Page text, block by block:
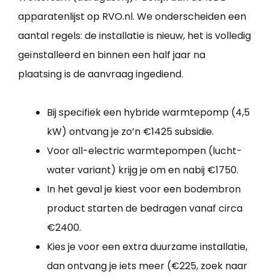
apparatenlijst op RVO.nl. We onderscheiden een
aantal regels: de installatie is nieuw, het is volledig
geïnstalleerd en binnen een half jaar na
plaatsing is de aanvraag ingediend.
Bij specifiek een hybride warmtepomp (4,5
kW) ontvang je zo’n €1425 subsidie.
Voor all-electric warmtepompen (lucht-
water variant) krijg je om en nabij €1750.
In het geval je kiest voor een bodembron
product starten de bedragen vanaf circa
€2400.
Kies je voor een extra duurzame installatie,
dan ontvang je iets meer (€225, zoek naar